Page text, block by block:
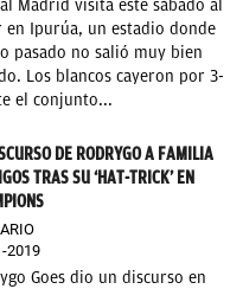
Madrid visita este sábado al
en Ipurúa, un estadio donde
pasado no salió muy bien
Los blancos cayeron por 3-
el conjunto...
DE RODRYGO A FAMILIA
TRAS SU ‘HAT-TRICK’ EN
2019
Goes dio un discurso en